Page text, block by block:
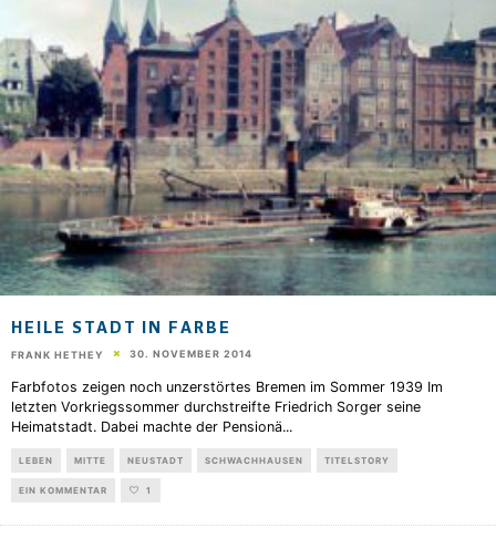
HEILE STADT IN FARBE
FRANK HETHEY 30. NOVEMBER 2014
Farbfotos zeigen noch unzerstörtes Bremen im Sommer 1939 Im
letzten Vorkriegssommer durchstreifte Friedrich Sorger seine
Heimatstadt. Dabei machte der Pensionä...
LEBEN MITTE NEUSTADT SCHWACHHAUSEN TITELSTORY
EIN KOMMENTAR 1